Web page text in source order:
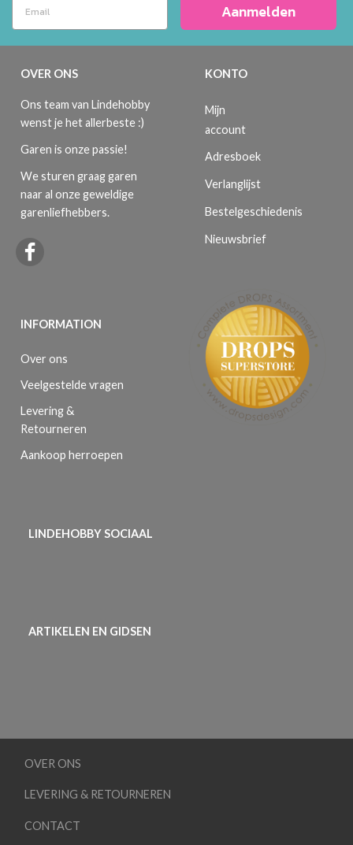
Aanmelden
OVER ONS
Ons team van Lindehobby
wenst je het allerbeste :)
Garen is onze passie!
We sturen graag garen
naar al onze geweldige
garenliefhebbers.
INFORMATION
Over ons
Veelgestelde vragen
Levering &
Retourneren
Aankoop herroepen
KONTO
Mijn
account
Adresboek
Verlanglijst
Bestelgeschiedenis
Nieuwsbrief
LINDEHOBBY SOCIAAL
ARTIKELEN EN GIDSEN
OVER ONS
LEVERING & RETOURNEREN
CONTACT